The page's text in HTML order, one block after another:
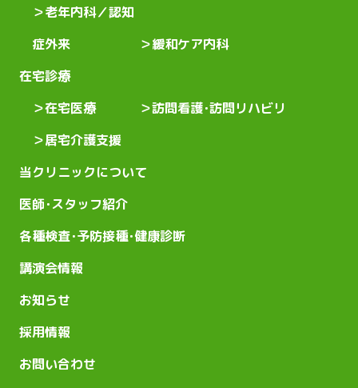
老年内科／認知
症外来
緩和ケア内科
在宅診療
在宅医療
訪問看護･訪問リハビリ
居宅介護支援
当クリニックについて
医師･スタッフ紹介
各種検査･予防接種･健康診断
講演会情報
お知らせ
採用情報
お問い合わせ